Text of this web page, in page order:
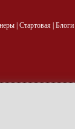
| Стартовая| Блоги|